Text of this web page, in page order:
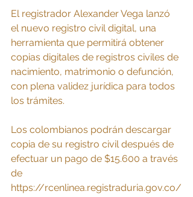
El registrador Alexander Vega lanzó
el nuevo registro civil digital, una
herramienta que permitirá obtener
copias digitales de registros civiles de
nacimiento, matrimonio o defunción,
con plena validez jurídica para todos
los trámites.
Los colombianos podrán descargar
copia de su registro civil después de
efectuar un pago de $15.600 a través
de
https://rcenlinea.registraduria.gov.co/